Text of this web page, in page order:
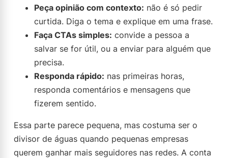
Peça opinião com contexto: não é só pedir
curtida. Diga o tema e explique em uma frase.
Faça CTAs simples: convide a pessoa a
salvar se for útil, ou a enviar para alguém que
precisa.
Responda rápido: nas primeiras horas,
responda comentários e mensagens que
fizerem sentido.
Essa parte parece pequena, mas costuma ser o
divisor de águas quando pequenas empresas
querem ganhar mais seguidores nas redes. A conta